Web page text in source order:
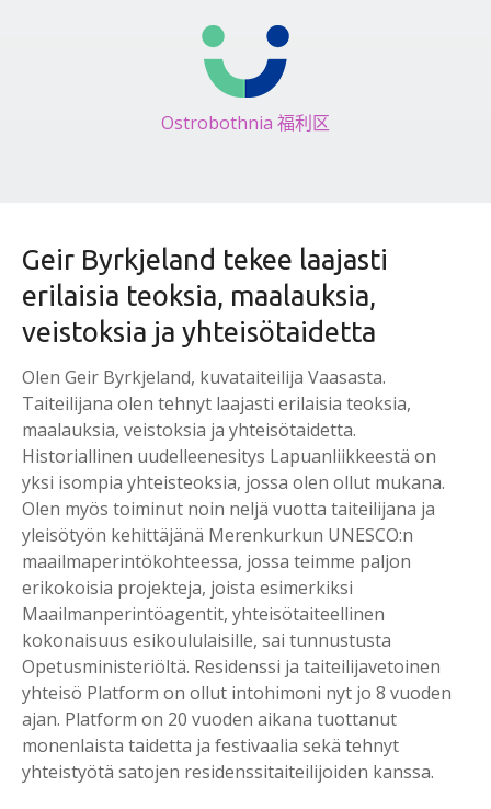
Ostrobothnia 福利区
Geir Byrkjeland tekee laajasti
erilaisia teoksia, maalauksia,
veistoksia ja yhteisötaidetta
Olen Geir Byrkjeland, kuvataiteilija Vaasasta.
Taiteilijana olen tehnyt laajasti erilaisia teoksia,
maalauksia, veistoksia ja yhteisötaidetta.
Historiallinen uudelleenesitys Lapuanliikkeestä on
yksi isompia yhteisteoksia, jossa olen ollut mukana.
Olen myös toiminut noin neljä vuotta taiteilijana ja
yleisötyön kehittäjänä Merenkurkun UNESCO:n
maailmaperintökohteessa, jossa teimme paljon
erikokoisia projekteja, joista esimerkiksi
Maailmanperintöagentit, yhteisötaiteellinen
kokonaisuus esikoululaisille, sai tunnustusta
Opetusministeriöltä. Residenssi ja taiteilijavetoinen
yhteisö Platform on ollut intohimoni nyt jo 8 vuoden
ajan. Platform on 20 vuoden aikana tuottanut
monenlaista taidetta ja festivaalia sekä tehnyt
yhteistyötä satojen residenssitaiteilijoiden kanssa.